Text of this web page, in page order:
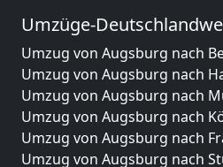
Umzüge-
Umzug von Augsburg nach
Umzug von Augsburg nach
Umzug von Augsburg nach
Umzug von Augsburg nach
Umzug von Augsburg nach
Umzug von Augsburg nach